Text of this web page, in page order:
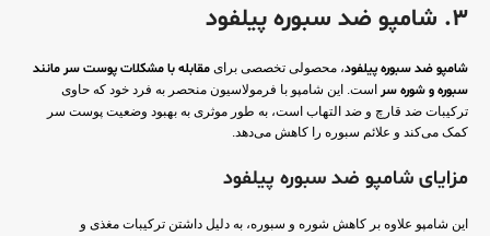
3. شامپو ضد سبوره پیلفود
شامپو ضد سبوره پیلفود، محصولی تخصصی برای مقابله با مشکلات پوست سر مانند
سبوره و شوره سر
است. این شامپو با فرمولاسیون منحصر به فرد خود که حاوی
ترکیبات ضد قارچ و ضد التهاب است، به طور موثری به بهبود وضعیت پوست سر
کمک می‌کند و علائم سبوره را کاهش می‌دهد.
مزایای شامپو ضد سبوره پیلفود
این شامپو علاوه بر کاهش شوره و سبوره، به دلیل داشتن ترکیبات مغذی و